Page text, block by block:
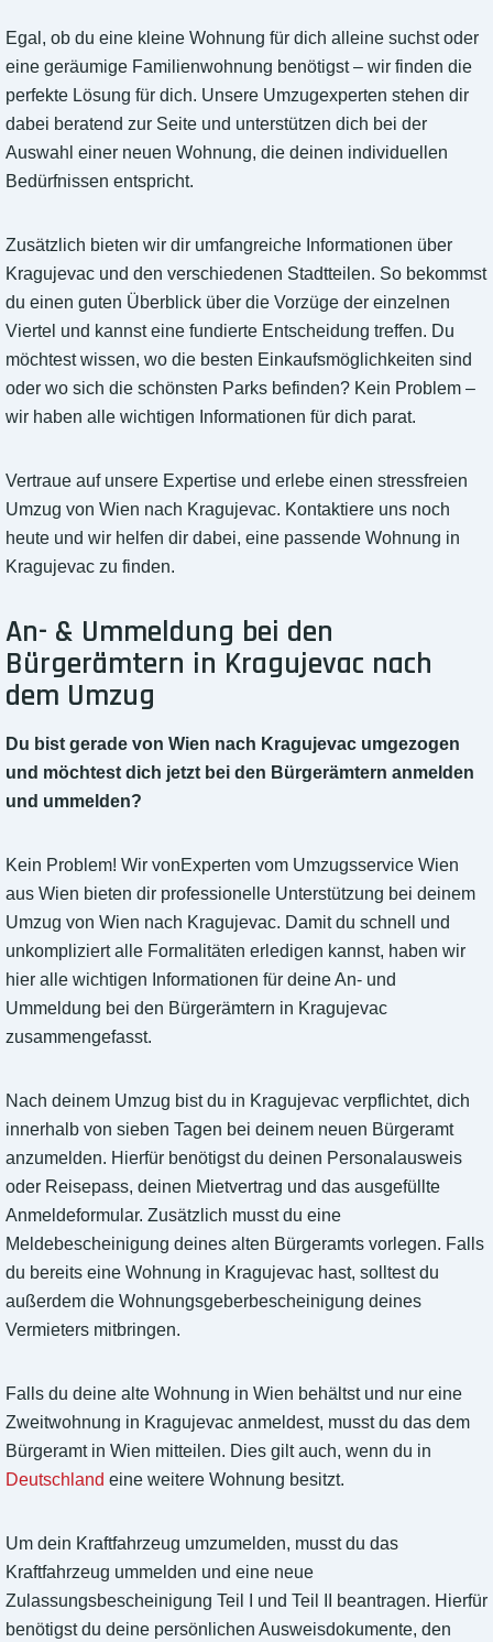
Egal, ob du eine kleine Wohnung für dich alleine suchst oder
eine geräumige Familienwohnung benötigst – wir finden die
perfekte Lösung für dich. Unsere Umzugexperten stehen dir
dabei beratend zur Seite und unterstützen dich bei der
Auswahl einer neuen Wohnung, die deinen individuellen
Bedürfnissen entspricht.
Zusätzlich bieten wir dir umfangreiche Informationen über
Kragujevac und den verschiedenen Stadtteilen. So bekommst
du einen guten Überblick über die Vorzüge der einzelnen
Viertel und kannst eine fundierte Entscheidung treffen. Du
möchtest wissen, wo die besten Einkaufsmöglichkeiten sind
oder wo sich die schönsten Parks befinden? Kein Problem –
wir haben alle wichtigen Informationen für dich parat.
Vertraue auf unsere Expertise und erlebe einen stressfreien
Umzug von Wien nach Kragujevac. Kontaktiere uns noch
heute und wir helfen dir dabei, eine passende Wohnung in
Kragujevac zu finden.
An- & Ummeldung bei den
Bürgerämtern in Kragujevac nach
dem Umzug
Du bist gerade von Wien nach Kragujevac umgezogen
und möchtest dich jetzt bei den Bürgerämtern anmelden
und ummelden?
Kein Problem! Wir vonExperten vom Umzugsservice Wien
aus Wien bieten dir professionelle Unterstützung bei deinem
Umzug von Wien nach Kragujevac. Damit du schnell und
unkompliziert alle Formalitäten erledigen kannst, haben wir
hier alle wichtigen Informationen für deine An- und
Ummeldung bei den Bürgerämtern in Kragujevac
zusammengefasst.
Nach deinem Umzug bist du in Kragujevac verpflichtet, dich
innerhalb von sieben Tagen bei deinem neuen Bürgeramt
anzumelden. Hierfür benötigst du deinen Personalausweis
oder Reisepass, deinen Mietvertrag und das ausgefüllte
Anmeldeformular. Zusätzlich musst du eine
Meldebescheinigung deines alten Bürgeramts vorlegen. Falls
du bereits eine Wohnung in Kragujevac hast, solltest du
außerdem die Wohnungsgeberbescheinigung deines
Vermieters mitbringen.
Falls du deine alte Wohnung in Wien behältst und nur eine
Zweitwohnung in Kragujevac anmeldest, musst du das dem
Bürgeramt in Wien mitteilen. Dies gilt auch, wenn du in
Deutschland eine weitere Wohnung besitzt.
Um dein Kraftfahrzeug umzumelden, musst du das
Kraftfahrzeug ummelden und eine neue
Zulassungsbescheinigung Teil I und Teil II beantragen. Hierfür
benötigst du deine persönlichen Ausweisdokumente, den